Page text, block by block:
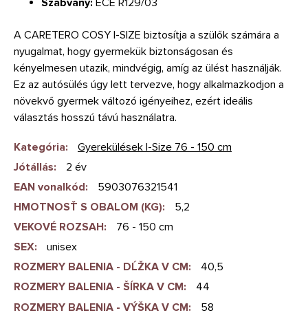
A CARETERO COSY I-SIZE biztosítja a szülők számára a
nyugalmat, hogy gyermekük biztonságosan és
kényelmesen utazik, mindvégig, amíg az ülést használják.
Ez az autósülés úgy lett tervezve, hogy alkalmazkodjon a
növekvő gyermek változó igényeihez, ezért ideális
választás hosszú távú használatra.
Kategória:
Gyerekülések I-Size 76 - 150 cm
Jótállás:
2 év
EAN vonalkód:
5903076321541
HMOTNOSŤ S OBALOM (KG):
5,2
VEKOVÉ ROZSAH:
76 - 150 cm
SEX:
unisex
ROZMERY BALENIA - DĹŽKA V CM:
40,5
ROZMERY BALENIA - ŠÍRKA V CM:
44
ROZMERY BALENIA - VÝŠKA V CM: 58